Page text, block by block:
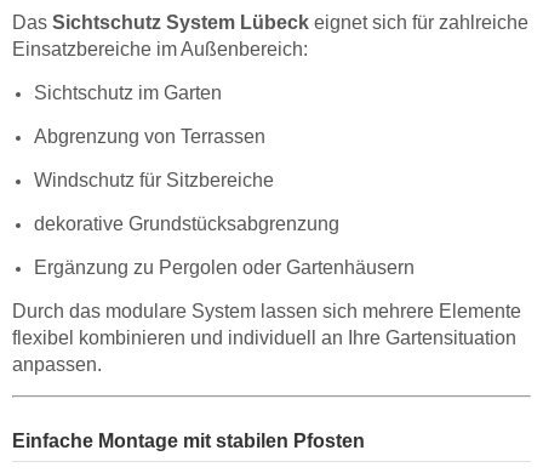
Das Sichtschutz System Lübeck eignet sich für zahlreiche
Einsatzbereiche im Außenbereich:
Sichtschutz im Garten
Abgrenzung von Terrassen
Windschutz für Sitzbereiche
dekorative Grundstücksabgrenzung
Ergänzung zu Pergolen oder Gartenhäusern
Durch das modulare System lassen sich mehrere Elemente
flexibel kombinieren und individuell an Ihre Gartensituation
anpassen.
Einfache Montage mit stabilen Pfosten